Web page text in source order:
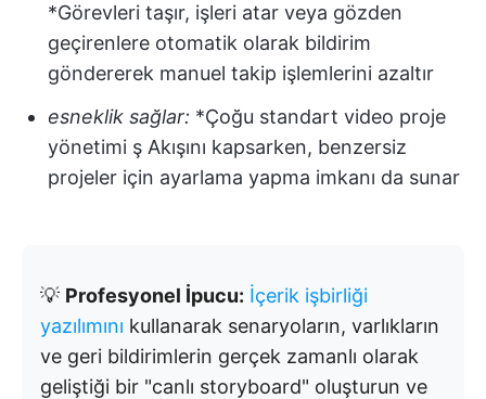
*Görevleri taşır, işleri atar veya gözden
geçirenlere otomatik olarak bildirim
göndererek manuel takip işlemlerini azaltır
esneklik sağlar: *Çoğu standart video proje
yönetimi ş Akışını kapsarken, benzersiz
projeler için ayarlama yapma imkanı da sunar
💡 Profesyonel İpucu: İçerik işbirliği
yazılımını kullanarak senaryoların, varlıkların
ve geri bildirimlerin gerçek zamanlı olarak
geliştiği bir "canlı storyboard" oluşturun ve